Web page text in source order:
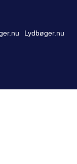
Lydbøger.nu